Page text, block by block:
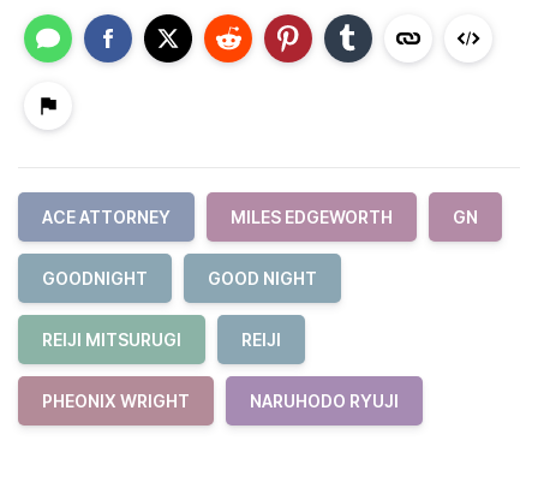
ACE ATTORNEY MILES EDGEWORTH GN
GOODNIGHT GOOD NIGHT
REIJI MITSURUGI REIJI
PHEONIX WRIGHT NARUHODO RYUJI